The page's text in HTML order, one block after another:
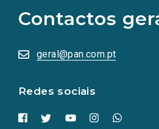
Contactos
geral@pan.com.pt
Redes sociais
redes
sociais
numa
nova